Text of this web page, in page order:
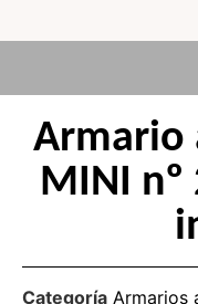
Armario
MINI nº
Categoría Armarios